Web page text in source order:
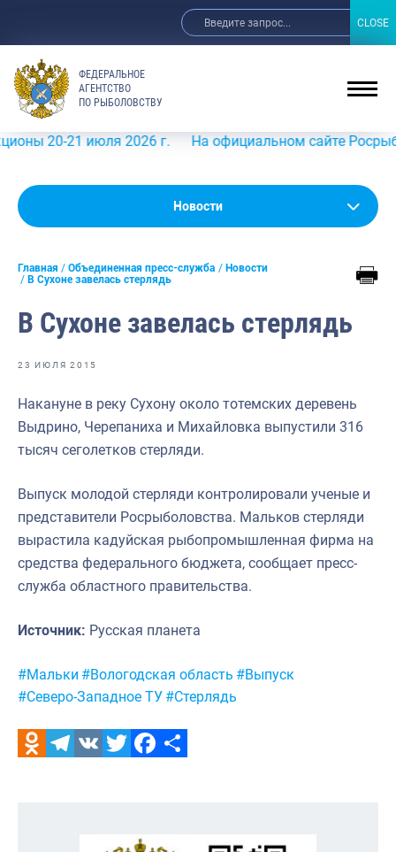
Выступления и интервью руководства
Фотогалерея
Отраслевые СМИ
Рыбоохрана России
Отрасль в цифрах
События в России и мире
ФЕДЕРАЛЬНОЕ
АГЕНТСТВО
ПО РЫБОЛОВСТВУ
20-21 июля 2026 г. На официальном сайте
Новости
Главная Объединенная пресс-служба
Новости
В Сухоне завелась стерлядь
В Сухоне завелась стерлядь
23 ИЮЛЯ 2015
Накануне в реку Сухону около тотемских деревень
Выдрино, Черепаниха и Михайловка выпустили 316
тысяч сеголетков стерляди.
Выпуск молодой стерляди контролировали ученые и
представители Росрыболовства. Мальков стерляди
вырастила кадуйская рыбопромышленная фирма на
средства федерального бюджета, сообщает пресс-
служба областного правительства.
Источник: Русская планета
Метки:
#Мальки #Вологодская область #Выпуск
#Северо-Западное ТУ #Стерлядь
CLOSE
CLOSE